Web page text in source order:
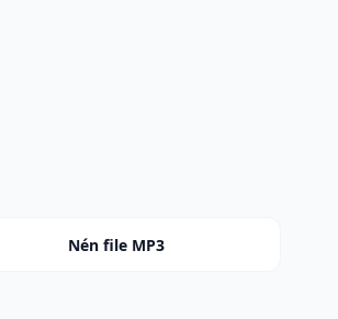
Nén file MP3